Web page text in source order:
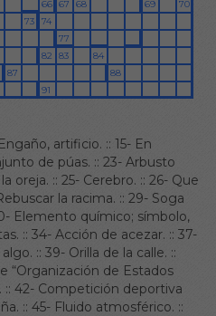
artificio. :: 15- En
de púas. :: 23- Arbusto
oreja. :: 25- Cerebro. :: 26- Que
la racima. :: 29- Soga
Elemento químico; símbolo,
:: 34- Acción de acezar. :: 37-
:: 39- Orilla de la calle. ::
“Organización de Estados
:: 42- Competición deportiva
:: 45- Fluido atmosférico. ::